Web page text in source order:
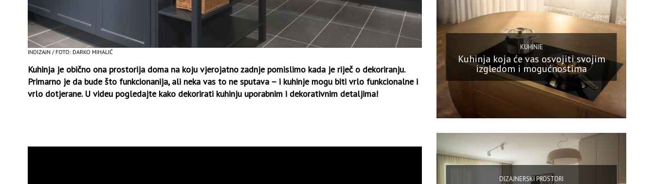
INDIZAJN / FOTO: DARKO MIHALIĆ
Kuhinja je obično ona prostorija doma na koju vjerojatno zadnje pomislimo kada je riječ o dekoriranju.
Primarno je da bude što funkcionanija, ali neka vas to ne sputava – i kuhinje mogu biti vrlo funkcionalne i
vrlo dotjerane. U videu pogledajte kako dekorirati kuhinju uporabnim i dekorativnim detaljima!
KUHINJE
Kuhinja koja će vas osvojiti svojim
izgledom i mogućnostima
DIZAJNERSKI PROSTORI